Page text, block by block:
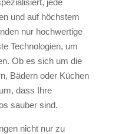
und auf höchstem
nur hochwertige
Technologien, um
Ob es sich um die
Bädern oder Küchen
dass Ihre
sauber sind.
nicht nur zu